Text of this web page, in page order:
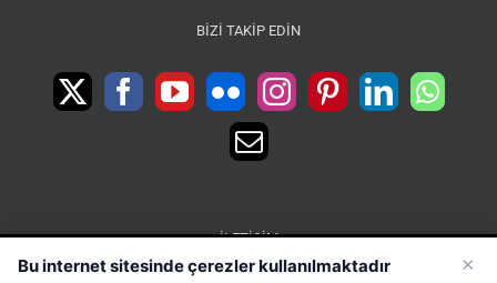
BIZI TAKIP EDIN
İLETIŞIM
×
Bu internet sitesinde çerezler kullanılmaktadır